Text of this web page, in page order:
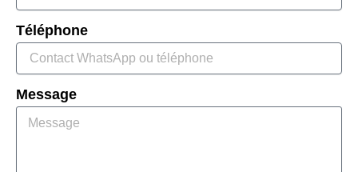
Téléphone
Message